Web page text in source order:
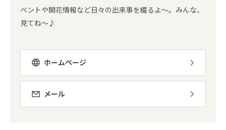
ベントや開花情報など日々の出来事を綴るよ～。みんな、
見てね～♪
ホームページ
メール